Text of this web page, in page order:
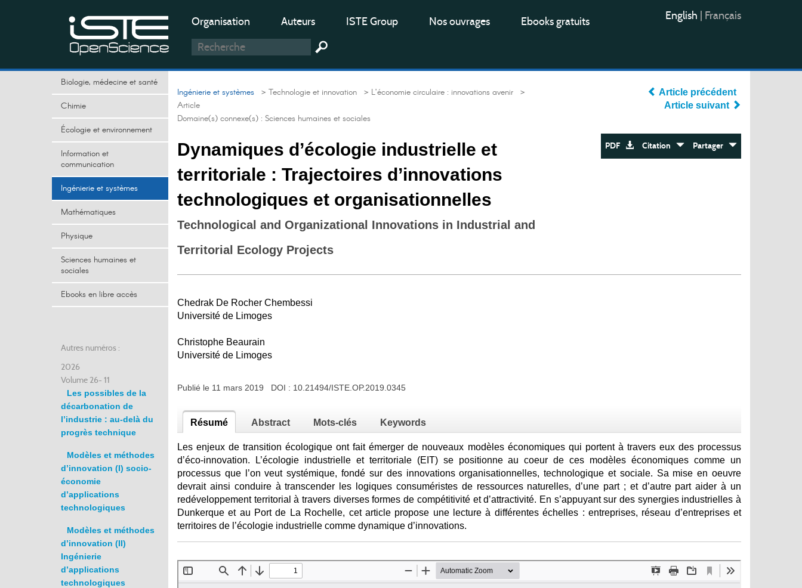
Organisation Auteurs ISTE Group Nos ouvrages Ebooks gratuits English Français
Biologie, médecine et santé
Chimie
Écologie et environnement
Information et
communication
Ingénierie et systèmes
Mathématiques
Physique
Sciences humaines et
sociales
Ebooks en libre accès
Autres numéros :
2026
Volume 26- 11
Les possibles de la
décarbonation de
l’industrie : au-delà du
progrès technique
Modèles et méthodes
d’innovation (I) socio-
économie
d’applications
technologiques
Modèles et méthodes
d’innovation (II)
Ingénierie
d’applications
technologiques
Ingénierie et systèmes > Technologie et innovation > L’économie circulaire : innovations avenir >
Article
Domaine(s) connexe(s) : Sciences humaines et sociales
Dynamiques d’écologie industrielle et
territoriale : Trajectoires d’innovations
technologiques et organisationnelles
Technological and Organizational Innovations in Industrial and
Territorial Ecology Projects
Article précédent
Article suivant
PDF Citation Partager
Chedrak De Rocher Chembessi
Université de Limoges
Christophe Beaurain
Université de Limoges
Publié le 11 mars 2019 DOI : 10.21494/ISTE.OP.2019.0345
Résumé Abstract Mots-clés Keywords
Les enjeux de transition écologique ont fait émerger de nouveaux modèles économiques qui portent à travers eux des processus
d’éco-innovation. L’écologie industrielle et territoriale (EIT) se positionne au coeur de ces modèles économiques comme un
processus que l’on veut systémique, fondé sur des innovations organisationnelles, technologique et sociale. Sa mise en oeuvre
devrait ainsi conduire à transcender les logiques consuméristes de ressources naturelles, d’une part ; et d’autre part aider à un
redéveloppement territorial à travers diverses formes de compétitivité et d’attractivité. En s’appuyant sur des synergies industrielles à
Dunkerque et au Port de La Rochelle, cet article propose une lecture à différentes échelles : entreprises, réseau d’entreprises et
territoires de l’écologie industrielle comme dynamique d’innovations.